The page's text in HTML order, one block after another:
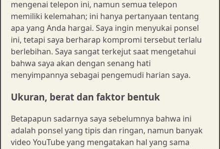
mengenai telepon ini, namun semua telepon
memiliki kelemahan; ini hanya pertanyaan tentang
apa yang Anda hargai. Saya ingin menyukai ponsel
ini, tetapi saya berharap kompromi tersebut terlalu
berlebihan. Saya sangat terkejut saat mengetahui
bahwa saya akan dengan senang hati
menyimpannya sebagai pengemudi harian saya.
Ukuran, berat dan faktor bentuk
Betapapun sadarnya saya sebelumnya bahwa ini
adalah ponsel yang tipis dan ringan, namun banyak
video YouTube yang mengatakan hal yang sama